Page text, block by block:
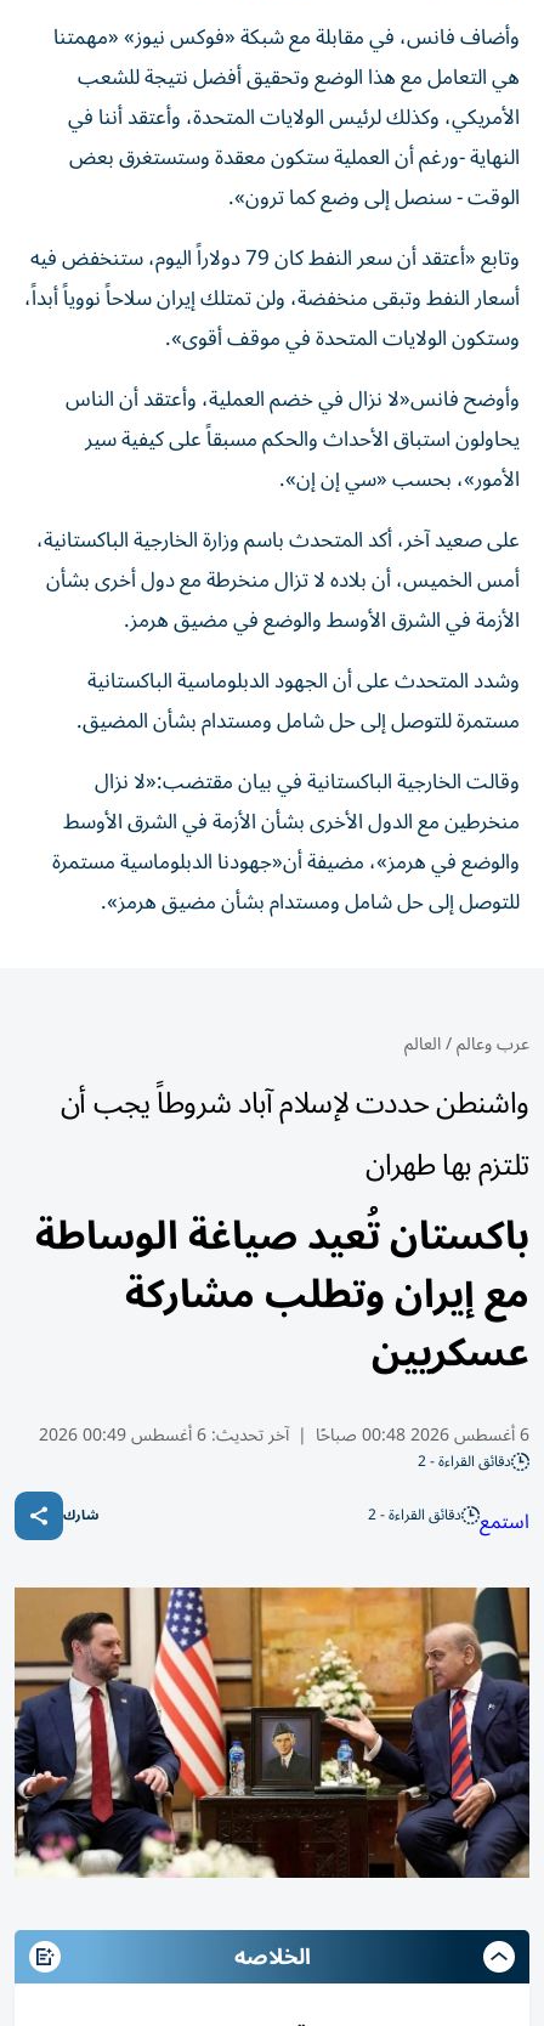
وأضاف فانس، في مقابلة مع شبكة «فوكس نيوز» «مهمتنا
هي التعامل مع هذا الوضع وتحقيق أفضل نتيجة للشعب
الأمريكي، وكذلك لرئيس الولايات المتحدة، وأعتقد أننا في
النهاية -ورغم أن العملية ستكون معقدة وستستغرق بعض
الوقت - سنصل إلى وضع كما ترون».
وتابع «أعتقد أن سعر النفط كان 79 دولاراً اليوم، ستنخفض فيه
أسعار النفط وتبقى منخفضة، ولن تمتلك إيران سلاحاً نووياً أبداً،
وستكون الولايات المتحدة في موقف أقوى».
وأوضح فانس«لا نزال في خضم العملية، وأعتقد أن الناس
يحاولون استباق الأحداث والحكم مسبقاً على كيفية سير
الأمور»، بحسب «سي إن إن».
على صعيد آخر، أكد المتحدث باسم وزارة الخارجية الباكستانية،
أمس الخميس، أن بلاده لا تزال منخرطة مع دول أخرى بشأن
الأزمة في الشرق الأوسط والوضع في مضيق هرمز.
وشدد المتحدث على أن الجهود الدبلوماسية الباكستانية
مستمرة للتوصل إلى حل شامل ومستدام بشأن المضيق.
وقالت الخارجية الباكستانية في بيان مقتضب:«لا نزال
منخرطين مع الدول الأخرى بشأن الأزمة في الشرق الأوسط
والوضع في هرمز»، مضيفة أن«جهودنا الدبلوماسية مستمرة
للتوصل إلى حل شامل ومستدام بشأن مضيق هرمز».
عرب وعالم/العالم
واشنطن حددت لإسلام آباد شروطاً يجب أن
تلتزم بها طهران
باكستان تُعيد صياغة الوساطة
مع إيران وتطلب مشاركة
عسكريين
6 أغسطس 2026 00:48 صباحًا | آخر تحديث:6 أغسطس 00:49 2026
دقائق القراءة - 2
استمع دقائق القراءة - 2 شارك
الخلاصه